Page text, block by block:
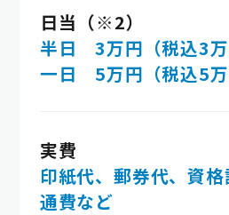
日当（※2）
半日 3万円（税込3万
一日 5万円（税込5万
実費
印紙代、郵券代、資
通費など